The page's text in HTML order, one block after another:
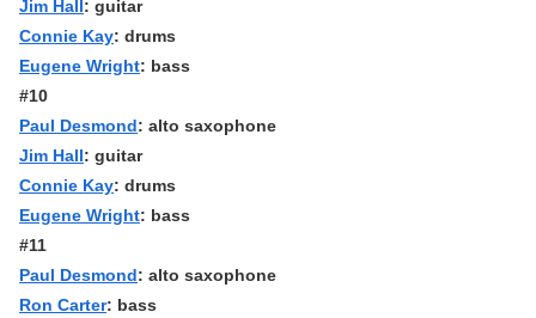
Jim Hall: guitar
Connie Kay: drums
Eugene Wright: bass
#10
Paul Desmond: alto saxophone
Jim Hall: guitar
Connie Kay: drums
Eugene Wright: bass
#11
Paul Desmond: alto saxophone
Ron Carter: bass